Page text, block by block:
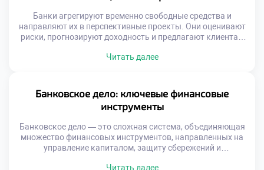
Банки агрегируют временно свободные средства и
направляют их в перспективные проекты. Они оценивают
риски, прогнозируют доходность и предлагают клиентам
незаменимыми партнёрами при построении
для входа на финансовые рынки. Они открывают доступ к
сложным инструментам даже для начинающих
инвесторов. Образовательные […]
Читать далее
Банковское дело: ключевые финансовые
инструменты
Банковское дело — это сложная система, объединяющая
множество финансовых инструментов, направленных на
управление капиталом, защиту сбережений и
Читать далее